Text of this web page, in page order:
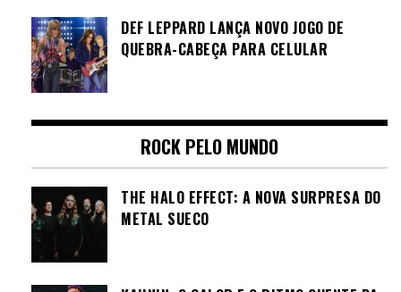
DEF LEPPARD LANÇA NOVO JOGO DE
QUEBRA-CABEÇA PARA CELULAR
ROCK PELO MUNDO
THE HALO EFFECT: A NOVA SURPRESA DO
METAL SUECO